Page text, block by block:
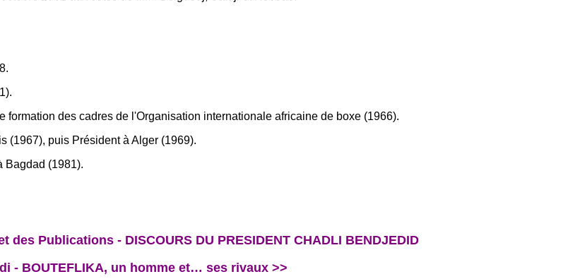
des cadres de l'Organisation internationale africaine de boxe (1966).
(1967), puis Président à Alger (1969).
Bagdad (1981).
Publications - DISCOURS DU PRESIDENT CHADLI BENDJEDID
- BOUTEFLIKA, un homme et… ses rivaux >>